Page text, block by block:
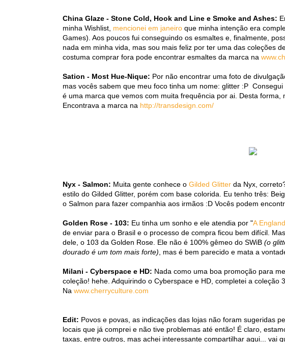
China Glaze - Stone Cold, Hook and Line e Smoke and Ashes:
minha Wishlist, mencionei em janeiro que minha intenção era
Games). Aos poucos fui conseguindo os esmaltes e, finalmente,
nada em minha vida, mas sou mais feliz por ter uma das coleções
costuma comprar fora pode encontrar esmaltes da marca na
Sation - Most Hue-Nique: Por não encontrar uma foto de
mas vocês sabem que meu foco tinha um nome: glitter :P
é uma marca que vemos com muita frequência por ai. Desta
Encontrava a marca na http://transdesign.com/
Nyx - Salmon: Muita gente conhece o Gilded Glitter da Nyx,
estilo do Gilded Glitter, porém com base colorida. Eu tenho três:
o Salmon para fazer companhia aos irmãos :D Vocês podem
Golden Rose - 103: Eu tinha um sonho e ele atendia por "A
de enviar para o Brasil e o processo de compra ficou bem difícil.
dele, o 103 da Golden Rose. Ele não é 100% gêmeo do SWiB (o
dourado é um tom mais forte) , mas é bem parecido e mata a
Milani - Cyberspace e HD: Nada como uma boa promoção para
coleção! hehe. Adquirindo o Cyberspace e HD, completei a coleção
Na www.cherryculture.com
Edit: Povos e povas, as indicações das lojas não foram sugeridas
locais que já comprei e não tive problemas até então! É claro,
taxas, entre outros, mas achei interessante compartilhar aqui... vai